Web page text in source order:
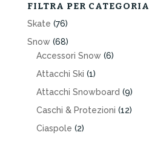
FILTRA PER CATEGORIA
Skate (76)
Snow (68)
Accessori Snow (6)
Attacchi Ski (1)
Attacchi Snowboard (9)
Caschi & Protezioni (12)
Ciaspole (2)